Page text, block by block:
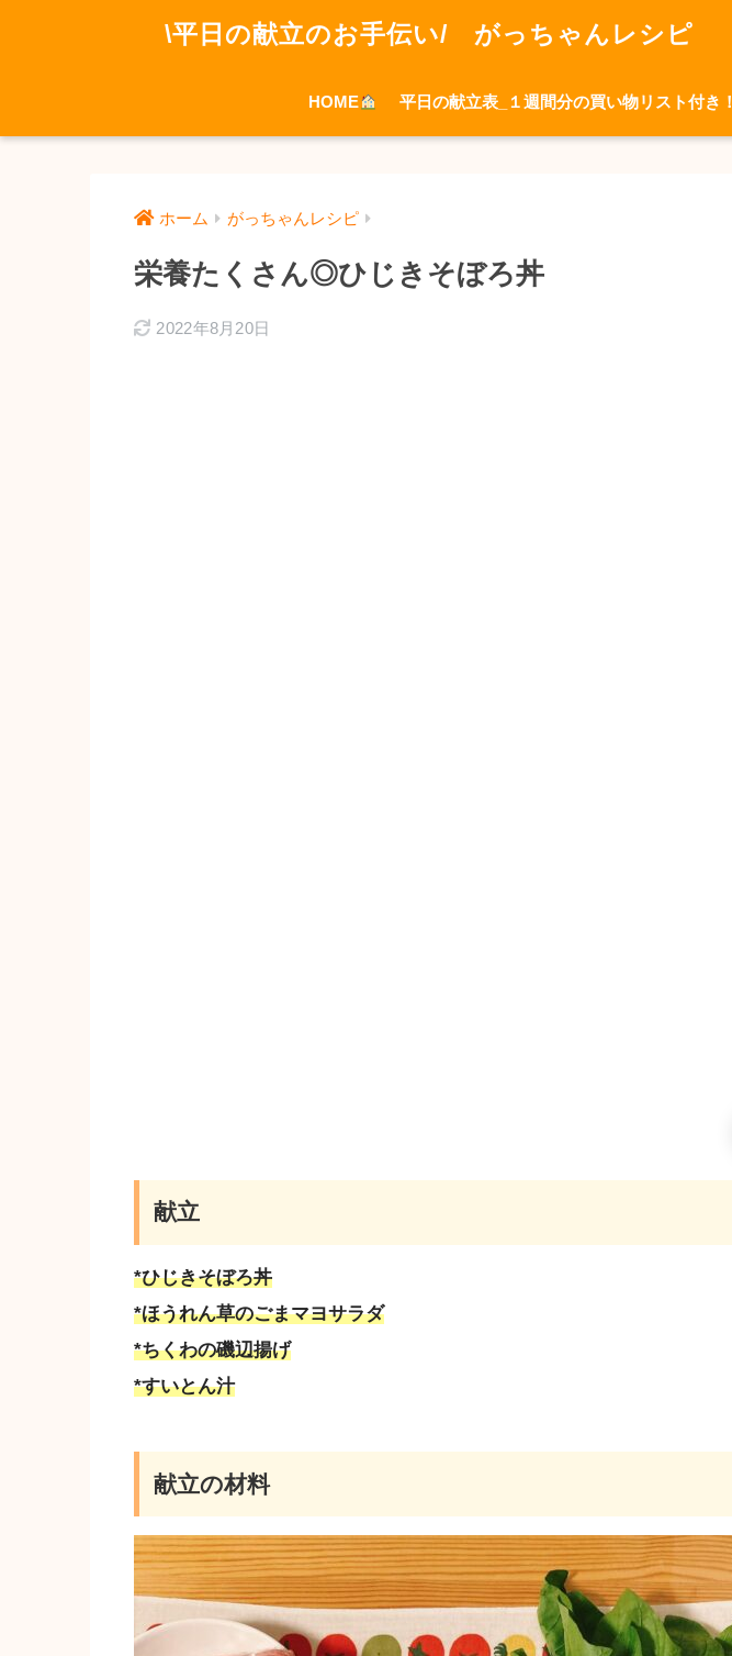
\平日の献立のお手伝い/ がっちゃんレシピ
HOME 平日の献立表_１週間分の買い物リスト付き！
ホーム がっちゃんレシピ
栄養たくさん◎ひじきそぼろ丼
2022年8月20日
献立
*ひじきそぼろ丼
*ほうれん草のごまマヨサラダ
*ちくわの磯辺揚げ
*すいとん汁
献立の材料